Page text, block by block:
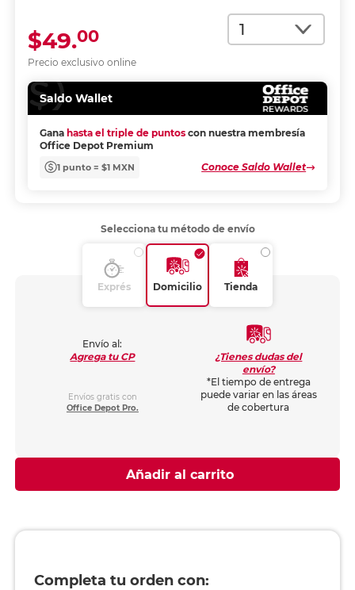
Cantidad
Precio exclusivo online
$49.00
Saldo Wallet
Gana hasta el triple de puntos con nuestra membresía
Office Depot Premium
1 punto = $1 MXN Conoce Saldo Wallet
Selecciona tu método de envío
Exprés Domicilio Tienda
Envío al:
Agrega tu CP
Envíos gratis con
Office Depot Pro.
¿Tienes dudas del
envío?
*El tiempo de entrega
puede variar en las áreas
de cobertura
Añadir al carrito
Completa tu orden con: